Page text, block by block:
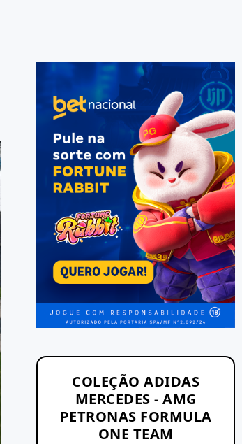
COLEÇÃO ADIDAS
MERCEDES - AMG
PETRONAS FORMULA
ONE TEAM